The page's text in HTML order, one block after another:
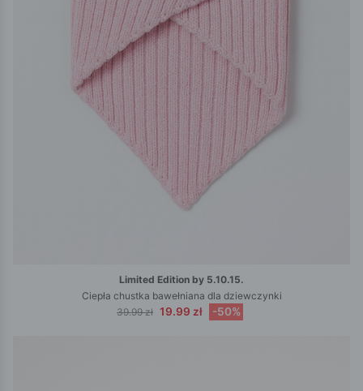
Limited Edition by 5.10.15.
Ciepła chustka bawełniana dla dziewczynki
39.99 zł 19.99 zł -50%